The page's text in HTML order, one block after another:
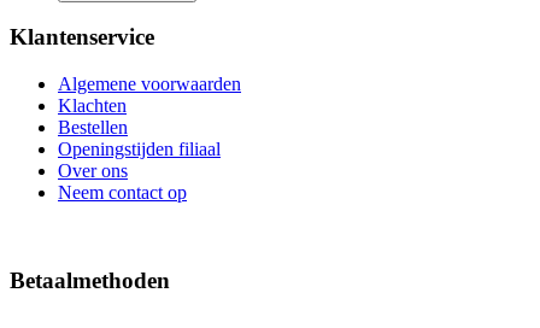
Klantenservice
Algemene voorwaarden
Klachten
Bestellen
Openingstijden filiaal
Over ons
Neem contact op
Betaalmethoden